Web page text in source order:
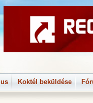
Koktél beküldése